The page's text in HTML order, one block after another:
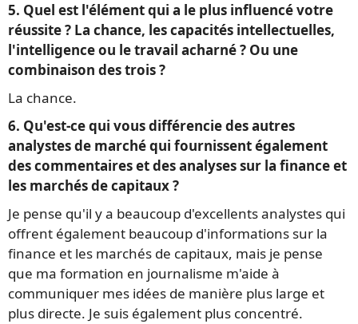
5. Quel est l'élément qui a le plus influencé votre
réussite ? La chance, les capacités intellectuelles,
l'intelligence ou le travail acharné ? Ou une
combinaison des trois ?
La chance.
6. Qu'est-ce qui vous différencie des autres
analystes de marché qui fournissent également
des commentaires et des analyses sur la finance et
les marchés de capitaux ?
Je pense qu'il y a beaucoup d'excellents analystes qui
offrent également beaucoup d'informations sur la
finance et les marchés de capitaux, mais je pense
que ma formation en journalisme m'aide à
communiquer mes idées de manière plus large et
plus directe. Je suis également plus concentré.